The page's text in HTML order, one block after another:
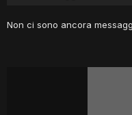
Non ci sono ancora